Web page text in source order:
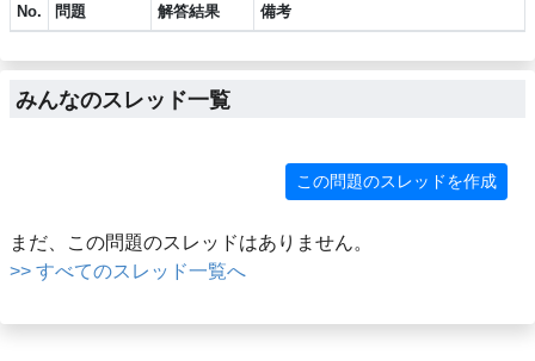
No. 問題 解答結果 備考
みんなのスレッド一覧
この問題のスレッドを作成
まだ、この問題のスレッドはありません。
>> すべてのスレッド一覧へ